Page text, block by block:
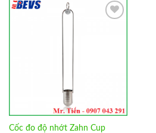
Cốc đo độ nhớt Zahn Cup